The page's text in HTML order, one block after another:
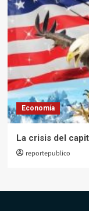
Economía
La crisis del
reportepublico